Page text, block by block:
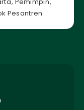
Pesantren